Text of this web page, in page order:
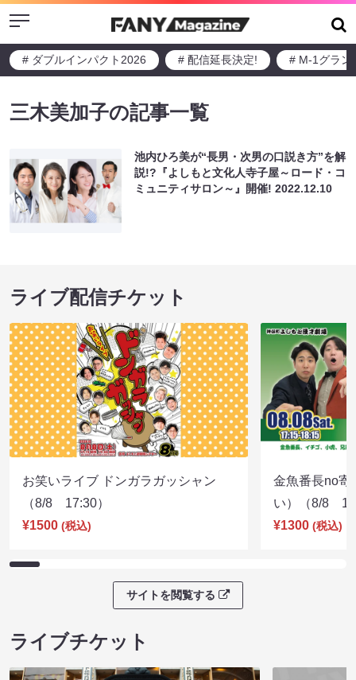
Menu
# ダブルインパクト2026 # 配信延長決定! # M-1グラン
三木美加子の記事一覧
池内ひろ美が“長男・次男の口説き方”を解
説!?『よしもと文化人寺子屋～ロード・コ
ミュニティサロン～』開催!2022.12.10
ライブ配信チケット
お笑いライブ ドンガラガッシャン
（8/8 17:30）
¥1500 (税込)
金魚番長no寄
い）（8/8
¥1300 (税込)
サイトを閲覧する
ライブチケット